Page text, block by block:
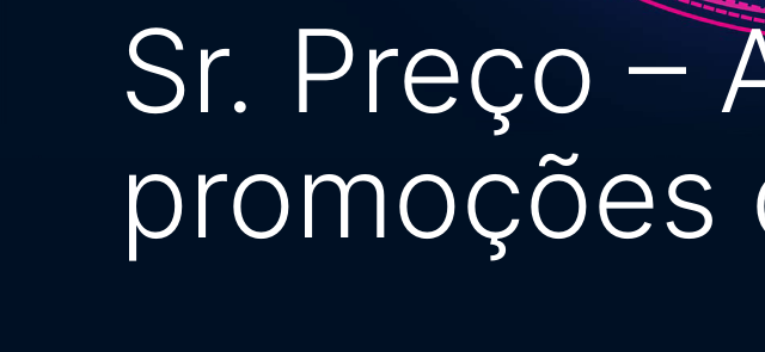
Sr. Preço –